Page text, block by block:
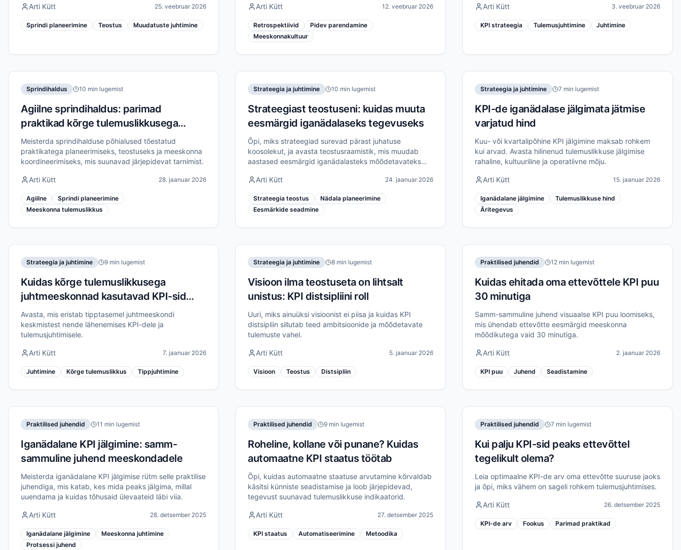
juhtimiseks.
Arti Kütt 25. veebruar 2026
Sprindi planeerimine Teostus Muudatuste juhtimine
Arti Kütt 12. veebruar 2026
Retrospektiivid
Pidev parendamine
Meeskonnakultuur
Arti Kütt
3. veebruar 2026
KPI strateegia Tulemusjuhtimine Juhtimine
Sprindihaldus 10 min lugemist
Agiilne sprindihaldus: parimad
praktikad kõrge tulemuslikkusega
meeskondadele
Meisterda sprindihalduse põhialused tõestatud
praktikatega planeerimiseks, teostuseks ja meeskonna
koordineerimiseks, mis suunavad järjepidevat tarnimist.
Arti Kütt 28. jaanuar 2026
Agiilne
Sprindi planeerimine
Meeskonna tulemuslikkus
Strateegia ja juhtimine 10 min lugemist
Strateegiast teostuseni: kuidas muuta
eesmärgid iganädalaseks tegevuseks
Õpi, miks strateegiad surevad pärast juhatuse
koosolekut, ja avasta teostusraamistik, mis muudab
aastased eesmärgid iganädalasteks mõõdetavateks
Arti Kütt
24. jaanuar 2026
Strateegia teostus
Nädala planeerimine
Eesmärkide seadmine
Strateegia ja juhtimine 7 min lugemist
KPI-de iganädalase jälgimata jätmise
varjatud hind
Kuu- või kvartalipõhine KPI jälgimine maksab rohkem
kui arvad. Avasta hilinenud tulemuslikkuse jälgimise
rahaline, kultuuriline ja operatiivne mõju.
Arti Kütt 15. jaanuar 2026
Iganädalane jälgimine
Tulemuslikkuse hind
Äritegevus
Strateegia ja juhtimine 9 min lugemist
Kuidas kõrge tulemuslikkusega
juhtmeeskonnad kasutavad KPI-sid
erinevalt
Avasta, mis eristab tipptasemel juhtmeeskondi
keskmistest nende lähenemises KPI-dele ja
tulemusjuhtimisele.
Arti Kütt 7. jaanuar 2026
Juhtimine Kõrge tulemuslikkus Tippjuhtimine
Strateegia ja juhtimine 8 min lugemist
Visioon ilma teostuseta on lihtsalt
unistus: KPI distsipliini roll
Uuri, miks ainuüksi visioonist ei piisa ja kuidas KPI
distsipliin sillutab teed ambitsioonide ja mõõdetavate
tulemuste vahel.
Arti Kütt 5. jaanuar 2026
Visioon Teostus Distsipliin
Praktilised juhendid 12 min lugemist
Kuidas ehitada oma ettevõttele KPI puu
30 minutiga
Samm-sammuline juhend visuaalse KPI puu loomiseks,
mis ühendab ettevõtte eesmärgid meeskonna
mõõdikutega vaid 30 minutiga.
Arti Kütt 2. jaanuar 2026
KPI puu Juhend Seadistamine
Praktilised juhendid 11 min lugemist
Iganädalane KPI jälgimine: samm-
sammuline juhend meeskondadele
Meisterda iganädalane KPI jälgimise rütm selle praktilise
juhendiga, mis katab, kes mida peaks jälgima, millal
uuendama ja kuidas tõhusaid ülevaateid läbi viia.
Arti Kütt 28. detsember 2025
Iganädalane jälgimine
Meeskonna juhtimine
Protsessi juhend
Praktilised juhendid 9 min lugemist
Roheline, kollane või punane? Kuidas
automaatne KPI staatus töötab
Õpi, kuidas automaatne staatuse arvutamine kõrvaldab
käsitsi künniste seadistamise ja loob järjepidevad,
tegevust suunavad tulemuslikkuse indikaatorid.
Arti Kütt 27. detsember 2025
KPI staatus Automatiseerimine Metoodika
Praktilised juhendid 7 min lugemist
Kui palju KPI-sid peaks ettevõttel
tegelikult olema?
Leia optimaalne KPI-de arv oma ettevõtte suuruse jaoks
ja õpi, miks vähem on sageli rohkem tulemusjuhtimises.
Arti Kütt 26. detsember 2025
KPI-de arv Fookus Parimad praktikad